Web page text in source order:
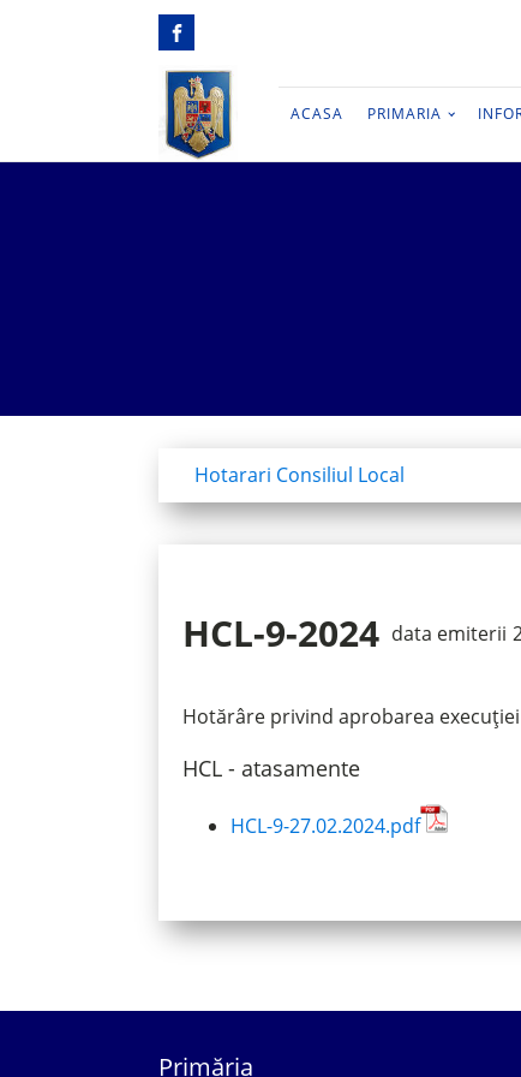
ACASA PRIMARIA
Hotarari Consiliul Local
HCL-9-2024 data emiterii
Hotărâre privind aprobarea
HCL - atasamente
HCL-9-27.02.2024.pdf
Primăria